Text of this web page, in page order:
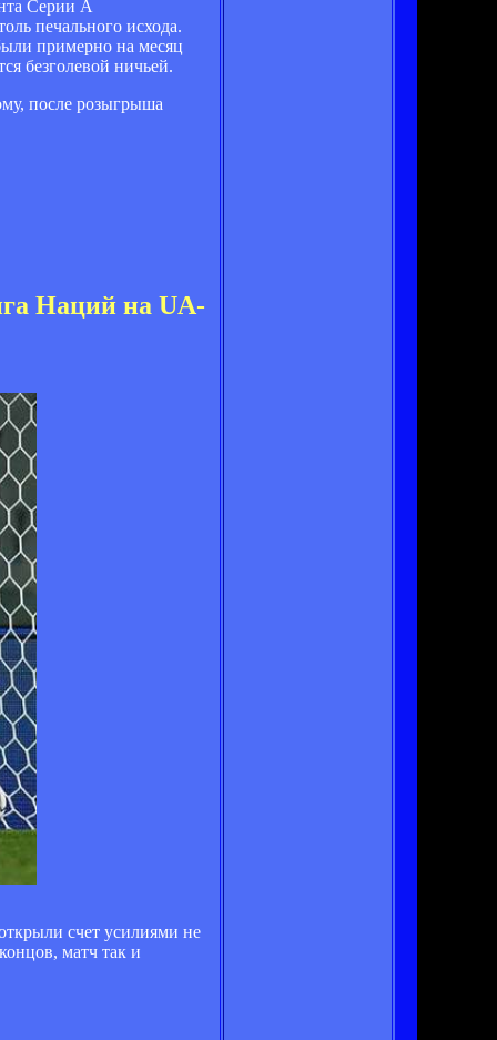
Серии А
печального исхода.
примерно на месяц
безголевой ничьей.
после розыгрыша
Наций на UA-
счет усилиями не
матч так и